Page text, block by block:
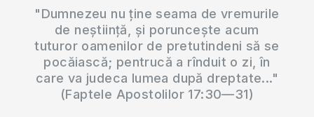
"Dumnezeu nu ține seama de vremurile
de neștiință, și poruncește acum
tuturor oamenilor de pretutindeni să se
pocăiască; pentrucă a rînduit o zi, în
care va judeca lumea după dreptate..."
(Faptele Apostolilor 17:30—31)